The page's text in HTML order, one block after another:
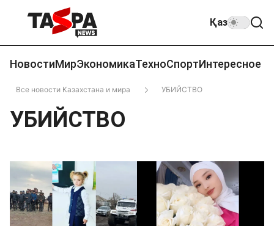
Қаз
НовостиМирЭкономикаТехноСпортИнтересное
Все новости Казахстана и мира УБИЙСТВО
УБИЙСТВО